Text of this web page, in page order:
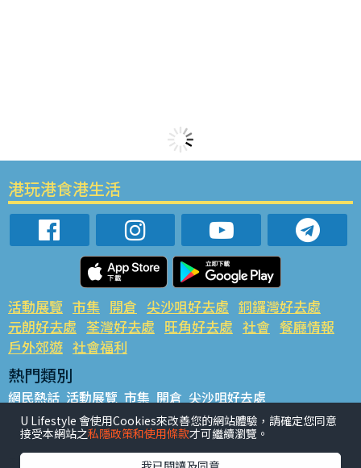
港玩港食港生活
活動展覽 市集 開倉 尖沙咀好去處 銅鑼灣好去處
元朗好去處 荃灣好去處 旺角好去處 社會 餐廳情報
戶外郊遊 社會福利
熱門類別
網民熱話 活動展覽 市集 開倉 尖沙咀好去處
銅鑼灣好去處 元朗好去處 荃灣好去處 旺角好去處 社會
餐廳情報 戶外郊遊
U Lifestyle 會使用Cookies來改善您的網站體驗，請確定您同意
接受本網站之私隱政策和使用條款才可繼續瀏覽。